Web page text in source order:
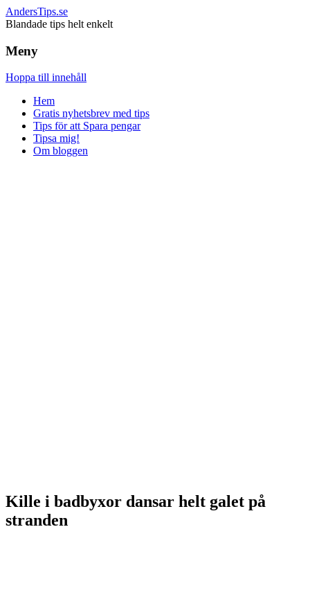
AndersTips.se
Blandade tips helt enkelt
Meny
Hoppa till innehåll
Hem
Gratis nyhetsbrev med tips
Tips för att Spara pengar
Tipsa mig!
Om bloggen
Kille i badbyxor dansar helt galet på
stranden